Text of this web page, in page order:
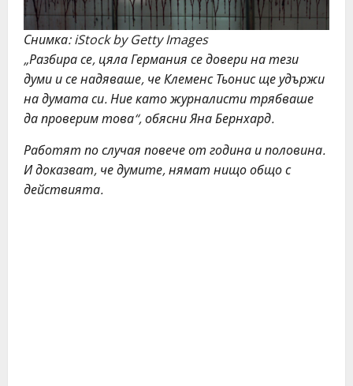
Снимка: iStock by Getty Images
„Разбира се, цяла Германия се довери на тези
думи и се надяваше, че Клеменс Тьонис ще удържи
на думата си. Ние като журналисти трябваше
да проверим това“, обясни Яна Бернхард.
Работят по случая повече от година и половина.
И доказват, че думите, нямат нищо общо с
действията.